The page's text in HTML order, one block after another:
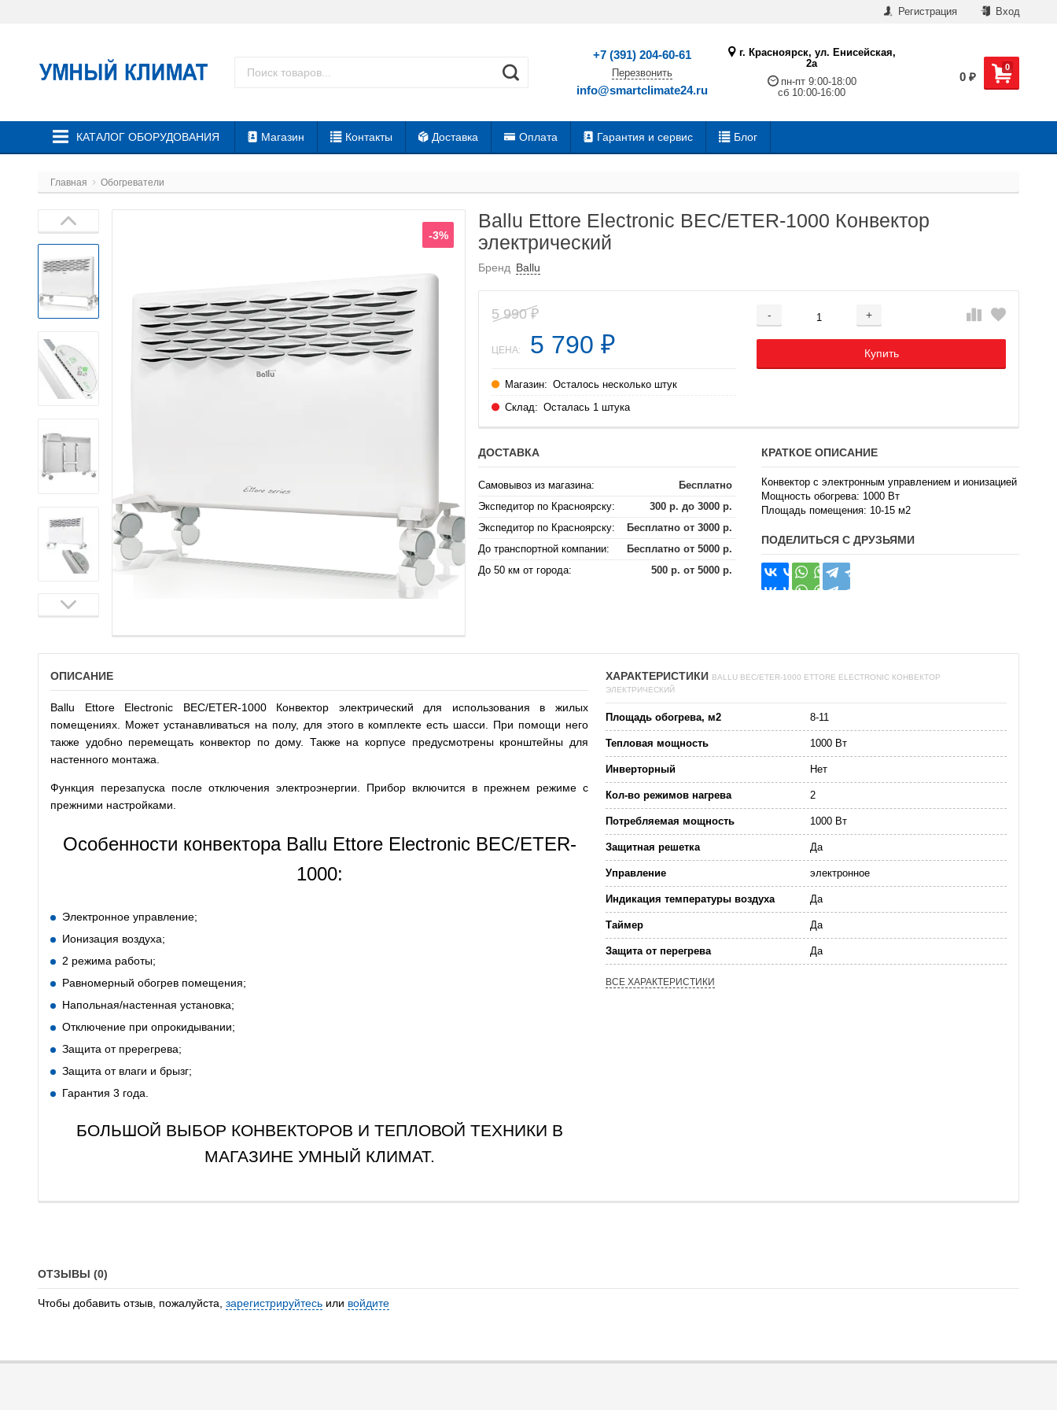
Регистрация Вход
+7 (391) 204-60-61
Перезвонить
info@smartclimate24.ru
г. Красноярск, ул. Енисейская,
2а
пн-пт 9:00-18:00
сб 10:00-16:00
0
0 ₽
КАТАЛОГ ОБОРУДОВАНИЯ Магазин Контакты Доставка Оплата Гарантия и сервис Блог
Главная Обогреватели
-3%
Ballu Ettore Electronic BEC/ETER-1000 Конвектор
электрический
Бренд Ballu
- +
Добавляется...
Купить
Добавлен
5 990₽
ЦЕНА: 5 790 ₽
Магазин: Осталось несколько штук
Склад: Осталась 1 штука
ДОСТАВКА
Самовывоз из магазина:
Бесплатно
Экспедитор по Красноярску:
300 р. до 3000 р.
Экспедитор по Красноярску:
Бесплатно от 3000 р.
До транспортной компании:
Бесплатно от 5000 р.
До 50 км от города:
500 р. от 5000 р.
КРАТКОЕ ОПИСАНИЕ
Конвектор с электронным управлением и ионизацией
Мощность обогрева: 1000 Вт
Площадь помещения: 10-15 м2
ПОДЕЛИТЬСЯ С ДРУЗЬЯМИ
ХАРАКТЕРИСТИКИ BALLU BEC/ETER-1000 ETTORE ELECTRONIC КОНВЕКТОР
ЭЛЕКТРИЧЕСКИЙ
Площадь обогрева, м2 8-11
Тепловая мощность 1000 Вт
Инверторный Нет
Кол-во режимов нагрева 2
Потребляемая мощность 1000 Вт
Защитная решетка Да
Управление электронное
Индикация температуры воздуха Да
Таймер Да
Защита от перегрева Да
ВСЕ ХАРАКТЕРИСТИКИ
ОПИСАНИЕ
Ballu Ettore Electronic BEC/ETER-1000 Конвектор электрический для использования в жилых
помещениях. Может устанавливаться на полу, для этого в комплекте есть шасси. При помощи него
также удобно перемещать конвектор по дому. Также на корпусе предусмотрены кронштейны для
настенного монтажа.
Функция перезапуска после отключения электроэнергии. Прибор включится в прежнем режиме с
прежними настройками.
Особенности конвектора Ballu Ettore Electronic BEC/ETER-
1000:
Электронное управление;
Ионизация воздуха;
2 режима работы;
Равномерный обогрев помещения;
Напольная/настенная установка;
Отключение при опрокидывании;
Защита от пререгрева;
Защита от влаги и брызг;
Гарантия 3 года.
БОЛЬШОЙ ВЫБОР КОНВЕКТОРОВ И ТЕПЛОВОЙ ТЕХНИКИ В
МАГАЗИНЕ УМНЫЙ КЛИМАТ.
ОТЗЫВЫ (0)
Чтобы добавить отзыв, пожалуйста, зарегистрируйтесь или войдите